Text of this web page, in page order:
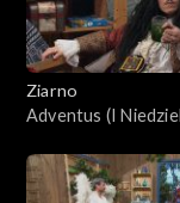
Ziarno
Adventus (I